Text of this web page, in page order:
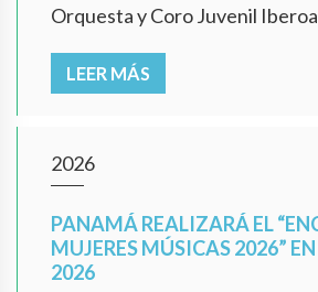
Orquesta y Coro Juvenil
LEER MÁS
2026
PANAMÁ REALIZARÁ EL
MUJERES MÚSICAS 2026”
2026